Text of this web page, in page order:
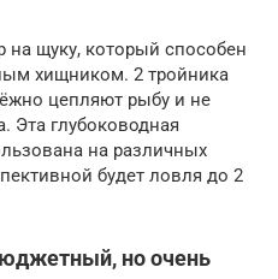
щуку, который способен
хищником. 2 тройника
цепляют рыбу и не
Эта глубоководная
на различных
будет ловля до 2
но очень